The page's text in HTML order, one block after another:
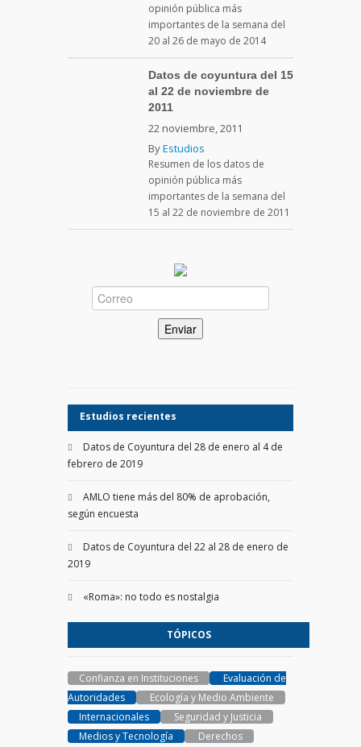
opinión pública más
importantes de la semana del
20 al 26 de mayo de 2014
Datos de coyuntura del 15
al 22 de noviembre de
2011
22 noviembre, 2011
ByEstudios
Resumen de los datos de
opinión pública más
importantes de la semana del
15 al 22 de noviembre de 2011
Estudios recientes
Datos de Coyuntura del 28 de enero al 4 de
febrero de 2019
AMLO tiene más del 80% de aprobación,
según encuesta
Datos de Coyuntura del 22 al 28 de enero de
2019
«Roma»: no todo es nostalgia
TÓPICOS
Confianza en Instituciones
Evaluación de
Autoridades
Ecología y Medio Ambiente
Internacionales
Seguridad y Justicia
Medios y Tecnología
Derechos